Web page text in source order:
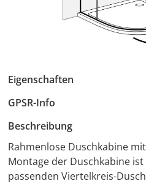
Eigenschaften
GPSR-Info
Beschreibung
Rahmenlose Duschkabine
Montage der Duschkabine
passenden Viertelkreis-